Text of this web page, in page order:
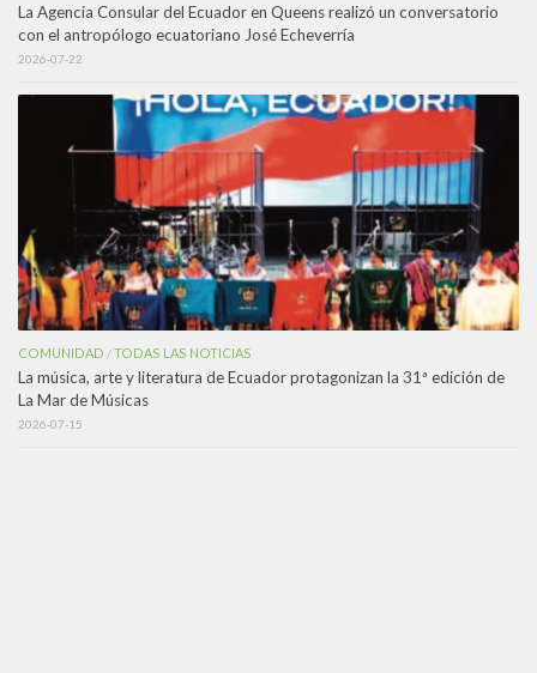
La Agencia Consular del Ecuador en Queens realizó un conversatorio
con el antropólogo ecuatoriano José Echeverría
2026-07-22
COMUNIDAD /TODAS LAS NOTICIAS
La música, arte y literatura de Ecuador protagonizan la 31ª edición de
La Mar de Músicas
2026-07-15